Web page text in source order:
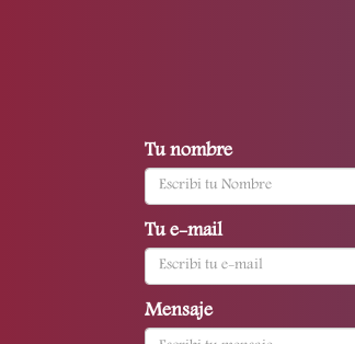
Tu nombre
Tu e-mail
Mensaje